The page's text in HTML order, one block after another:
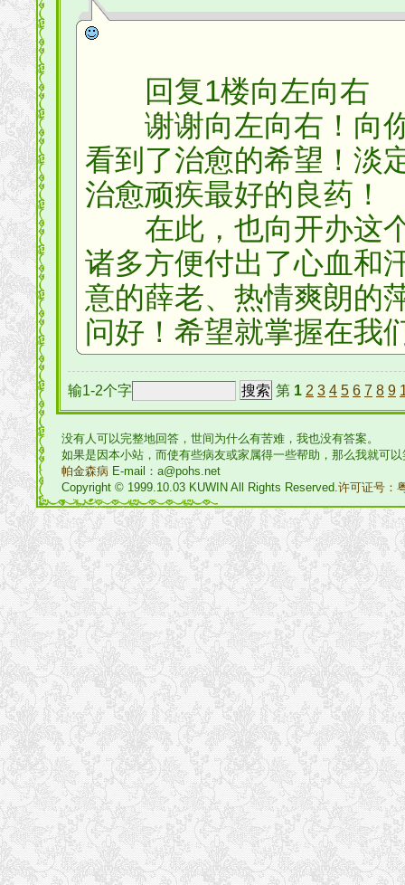
回复1楼向左向右
谢谢向左向右！向你
看到了治愈的希望！淡
治愈顽疾最好的良药！
在此，也向开办这个
诸多方便付出了心血和
意的薛老、热情爽朗的
问好！希望就掌握在我
输1-2个字 第 1 2 3 4 5 6 7 8 9
没有人可以完整地回答，世间为什么有苦难，我也没有答案。
如果是因本小站，而使有些病友或家属得一些帮助，那么我就可
帕金森病 E-mail：a@pohs.net
Copyright © 1999.10.03 KUWIN All Rights Reserved.许可证号：